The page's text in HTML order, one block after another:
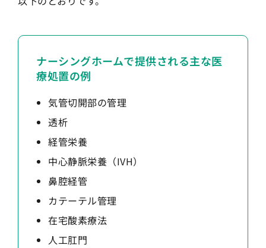
ナーシングホームで提供される主な医
療処置の例
気管切開部の管理
透析
経管栄養
中心静脈栄養（IVH）
鼻腔経管
カテーテル管理
在宅酸素療法
人工肛門